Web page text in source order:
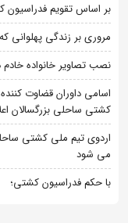
بر اساس تقویم فدراسیون
مروری بر زندگی پهلوانی
نصب تصاویر خانواده
اسامی داوران قضاوت
کشتی ساحلی بزرگسالان
می شود
با حکم فدراسیون کشتی؛